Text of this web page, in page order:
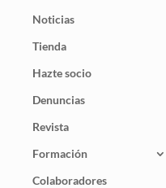
Noticias
Tienda
Hazte socio
Denuncias
Revista
Formación
Colaboradores